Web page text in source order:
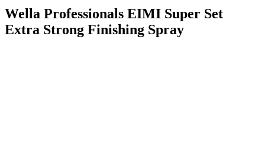
Wella Professionals EIMI Super Set
Extra Strong Finishing Spray